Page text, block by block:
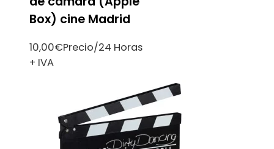
Box) cine Madrid
10,00€Precio/24 Horas
+ IVA